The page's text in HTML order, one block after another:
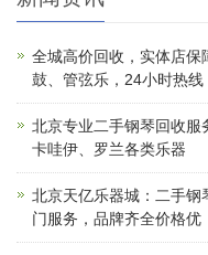
全城高价回收，实体店
鼓、管弦乐，24小时热
北京专业二手钢琴回收服
卡哇伊、罗兰各类乐器
北京天亿乐器城：二手钢
门服务，品牌齐全价格优